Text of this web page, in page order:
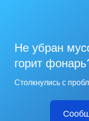
Не убран
горит
Столкнулись с